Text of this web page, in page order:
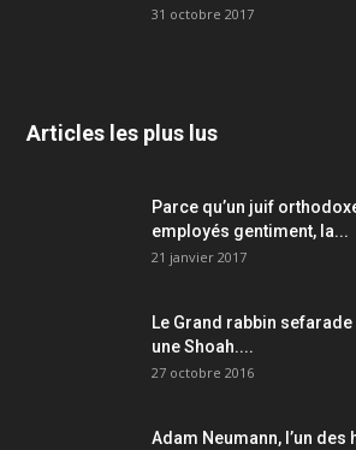
31 octobre 2017
Articles les plus lus
Parce qu’un juif
employés gentiment, la...
21 janvier 2017
Le Grand rabbin sefarade
une Shoah....
27 octobre 2016
Adam Neumann, l’un